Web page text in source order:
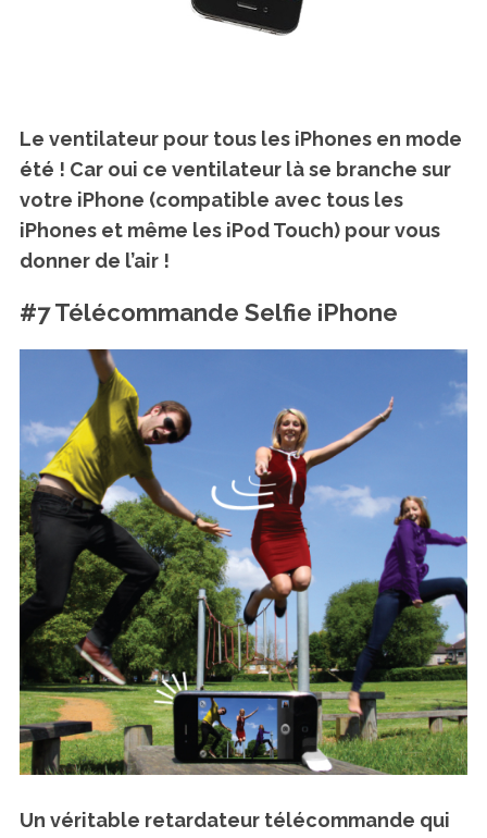
Le ventilateur pour tous les iPhones en mode
été ! Car oui ce ventilateur là se branche sur
votre iPhone (compatible avec tous les
iPhones et même les iPod Touch) pour vous
donner de l’air !
#7 Télécommande Selfie iPhone
Un véritable retardateur télécommande qui